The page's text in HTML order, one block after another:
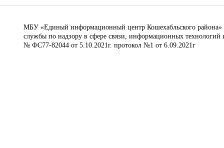
МБУ «Единый информационный центр Кошехабльского района»
службы по надзору в сфере связи, информационных
№ ФС77-82044 от 5.10.2021г. протокол №1 от 6.09.2021г